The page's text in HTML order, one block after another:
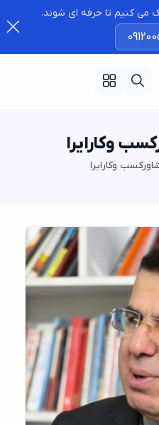
تا حرفه ای شوند.
وکارایرا
وکارایرا